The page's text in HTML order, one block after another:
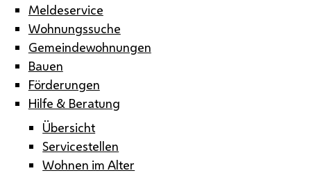
Meldeservice
Wohnungssuche
Gemeindewohnungen
Bauen
Förderungen
Hilfe & Beratung
Übersicht
Servicestellen
Wohnen im Alter